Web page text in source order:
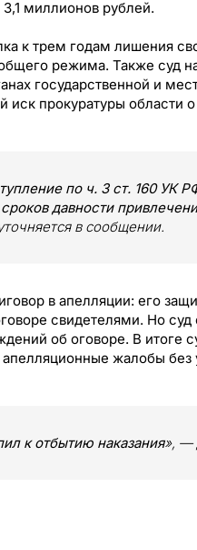
миллионов рублей.
к трем годам лишения
режима. Также суд
государственной и
иск прокуратуры области
по ч. 3 ст. 160 УК
давности
в сообщении.
в апелляции: его
свидетелями. Но
об оговоре. В итоге
апелляционные жалобы без
к отбытию наказания», —